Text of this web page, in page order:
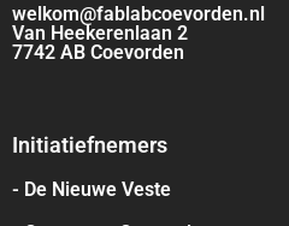
welkom@fablabcoevorden.nl
Van Heekerenlaan 2
7742 AB Coevorden
Initiatiefnemers
- De Nieuwe Veste